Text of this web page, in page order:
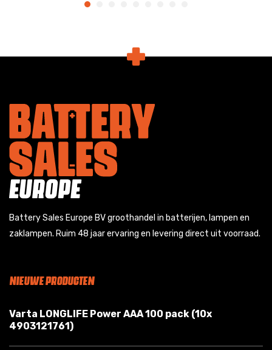
Battery Sales Europe BV groothandel in batterijen, lampen en
zaklampen. Ruim 48 jaar ervaring en levering direct uit voorraad.
NIEUWE PRODUCTEN
Varta LONGLIFE Power AAA 100 pack (10x
4903121761)